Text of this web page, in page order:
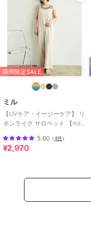
期間限定SALE
ミル
【UVケア・イージーケア】 リ
ネンライク サロペット 【mil/
5.00 （4件）
¥2,970